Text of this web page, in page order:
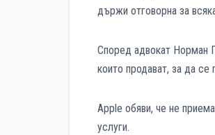
държи отговорна за
Според адвокат Норман
които продават, за да се
Apple обяви, че не
услуги.